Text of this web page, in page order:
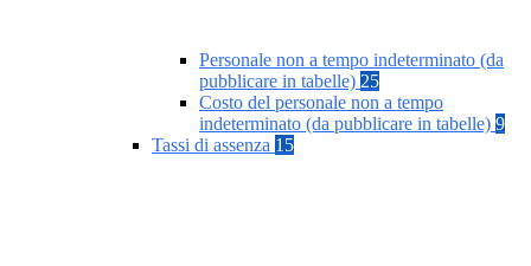
Personale non a tempo indeterminato (da
pubblicare in tabelle) 25
Costo del personale non a tempo
indeterminato (da pubblicare in tabelle) 9
Tassi di assenza 15